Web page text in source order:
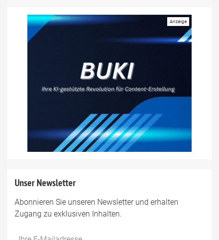
Unser Newsletter
Abonnieren Sie unseren Newsletter und erhalten
Zugang zu exklusiven Inhalten.
Do
*Ihre